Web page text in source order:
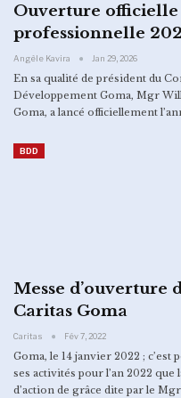
Ouverture officielle
professionnelle
Angèle Kavira Jan 29, 2026
En sa qualité de président du
Développement Goma, Mgr
Goma, a lancé officiellement
BDD
Messe d’ouverture
Caritas Goma
Caritas Fév 7, 2022
Goma, le 14 janvier 2022 ;
ses activités pour l’an 2022 que
d’action de grâce dite par le